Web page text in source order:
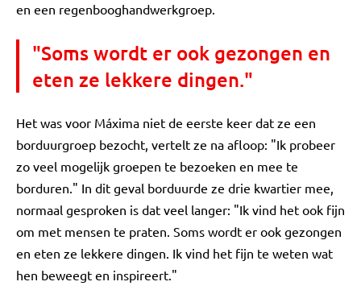
en een regenbooghandwerkgroep.
"Soms wordt er ook gezongen en
eten ze lekkere dingen."
Het was voor Máxima niet de eerste keer dat ze een
borduurgroep bezocht, vertelt ze na afloop: "Ik probeer
zo veel mogelijk groepen te bezoeken en mee te
borduren." In dit geval borduurde ze drie kwartier mee,
normaal gesproken is dat veel langer: "Ik vind het ook fijn
om met mensen te praten. Soms wordt er ook gezongen
en eten ze lekkere dingen. Ik vind het fijn te weten wat
hen beweegt en inspireert."